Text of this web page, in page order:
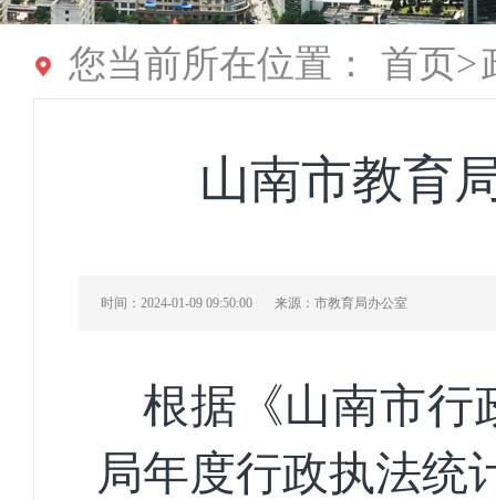
您当前所在位置： 首页>
山南市教育
时间：2024-01-09 09:50:00 来源：市教育局办公室
根据《山南市行
局年度行政执法统